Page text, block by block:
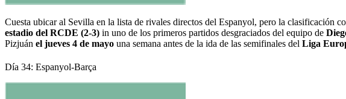
Cuesta ubicar al Sevilla en la lista de rivales directos del Espanyol, pero la clasificación
estadio del RCDE (2-3) in uno de los primeros partidos desgraciados del equipo de
Pizjuán el jueves 4 de mayo una semana antes de la ida de las semifinales del Liga
Día 34: Espanyol-Barça